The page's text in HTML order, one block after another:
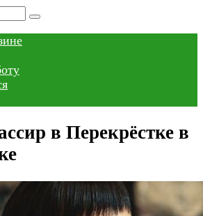
в Перекрёстке в